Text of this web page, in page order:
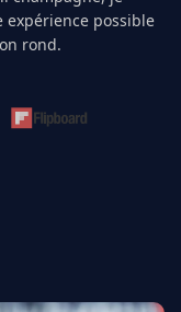
possible
rond.